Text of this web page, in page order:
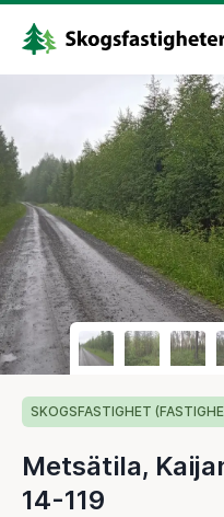
SKOGSFASTIGHET
Metsätila,
14-119